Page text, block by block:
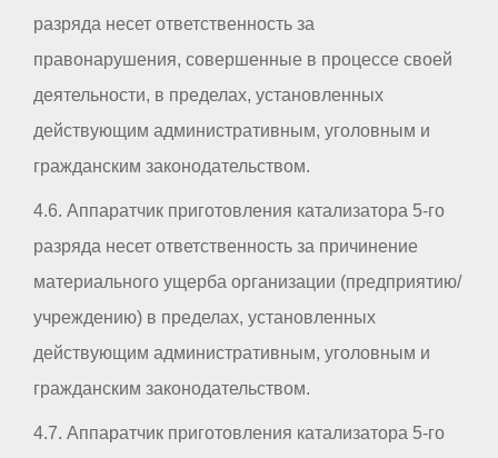
разряда несет ответственность за
правонарушения, совершенные в процессе своей
деятельности, в пределах, установленных
действующим административным, уголовным и
гражданским законодательством.
4.6. Аппаратчик приготовления катализатора 5-го
разряда несет ответственность за причинение
материального ущерба организации (предприятию/
учреждению) в пределах, установленных
действующим административным, уголовным и
гражданским законодательством.
4.7. Аппаратчик приготовления катализатора 5-го